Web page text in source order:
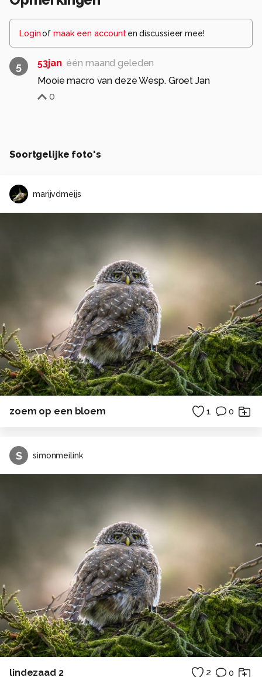
Loginof maak een account en discussieer mee!
5 53jan één maand geleden
Mooie macro van deze Wesp. Groet Jan
0
Soortgelijke foto's
marijvdmeijs
zoem op een bloem 1 0
S simonmeilink
lindezaad 2 2 0